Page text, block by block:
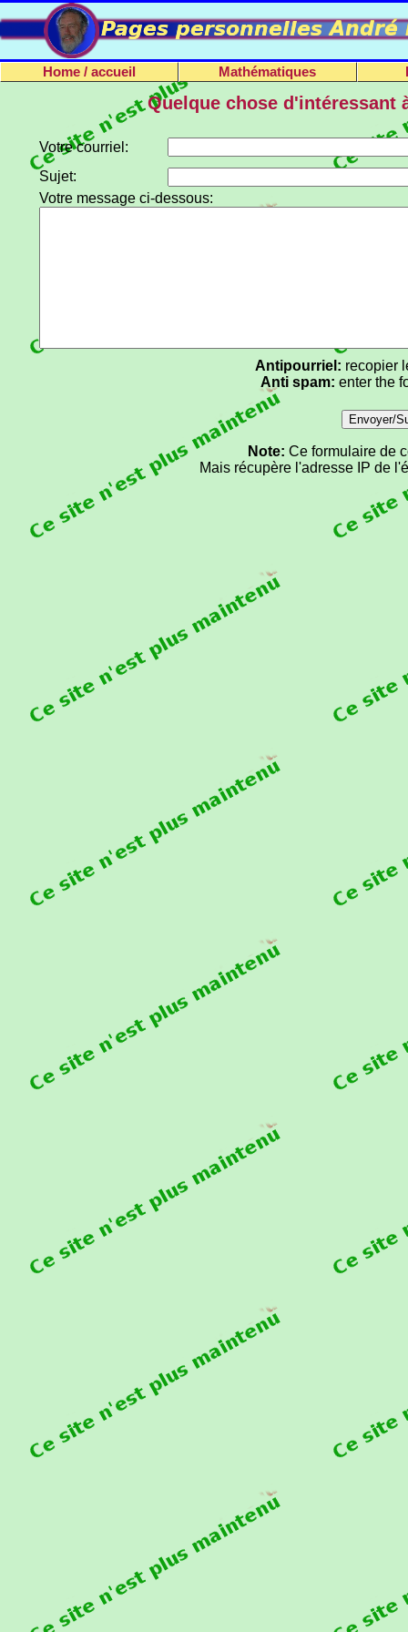
Home / accueil Mathématiques
Quelque chose d'intéressant
Votre courriel:
Sujet:
Votre message ci-dessous:
Antipourriel: recopier
Anti spam: enter the
Note: Ce formulaire de
Mais récupère l'adresse IP de